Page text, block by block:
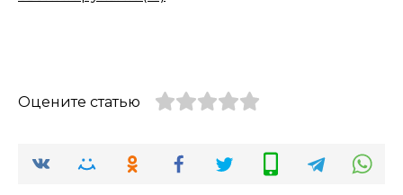
Оцените статью